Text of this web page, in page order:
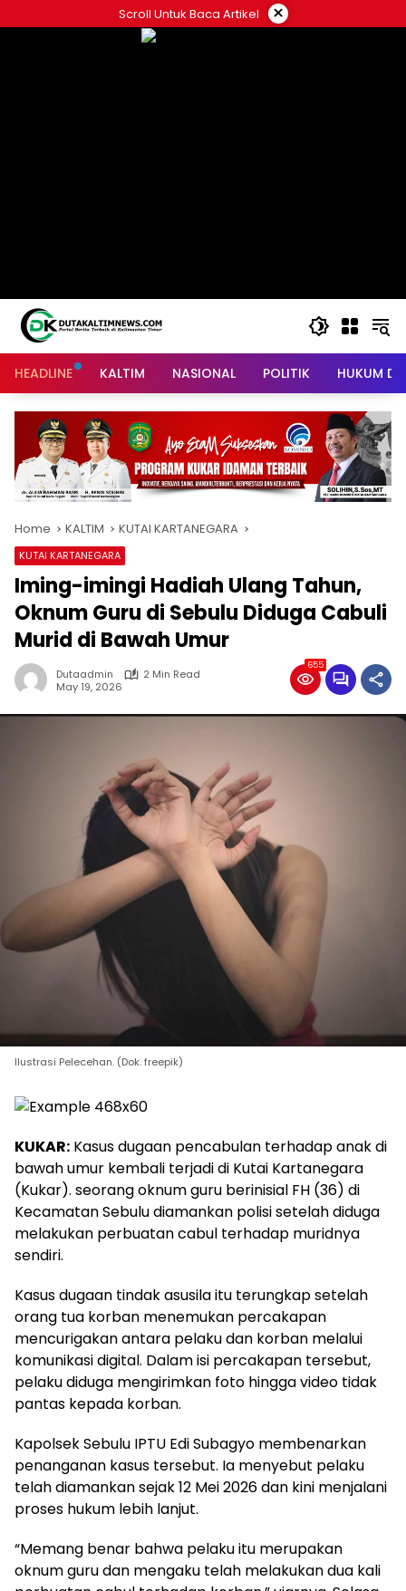
to
Scroll Untuk Baca Artikel ×
HEADLINE KALTIM NASIONAL POLITIK HUKUM
Home KALTIM KUTAI KARTANEGARA
KUTAI KARTANEGARA
Iming-imingi Hadiah Ulang Tahun,
Oknum Guru di Sebulu Diduga Cabuli
Murid di Bawah Umur
Dutaadmin
2 Min Read
May 19, 2026
655
Ilustrasi Pelecehan. (Dok. freepik)
KUKAR: Kasus dugaan pencabulan terhadap anak di
bawah umur kembali terjadi di Kutai Kartanegara
(Kukar). seorang oknum guru berinisial FH (36) di
Kecamatan Sebulu diamankan polisi setelah diduga
melakukan perbuatan cabul terhadap muridnya
sendiri.
Kasus dugaan tindak asusila itu terungkap setelah
orang tua korban menemukan percakapan
mencurigakan antara pelaku dan korban melalui
komunikasi digital. Dalam isi percakapan tersebut,
pelaku diduga mengirimkan foto hingga video tidak
pantas kepada korban.
Kapolsek Sebulu IPTU Edi Subagyo membenarkan
penanganan kasus tersebut. Ia menyebut pelaku
telah diamankan sejak 12 Mei 2026 dan kini menjalani
proses hukum lebih lanjut.
“Memang benar bahwa pelaku itu merupakan
oknum guru dan mengaku telah melakukan dua kali